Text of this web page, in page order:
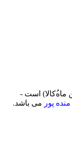
ماه‌‌‌‌‌‌ُکالا) است -
پور می باشد.